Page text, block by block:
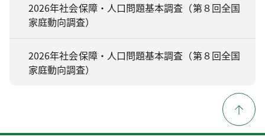
2026年社会保障・人口問題基本調査（第８回全国
家庭動向調査）
2026年社会保障・人口問題基本調査（第８回全国
家庭動向調査）